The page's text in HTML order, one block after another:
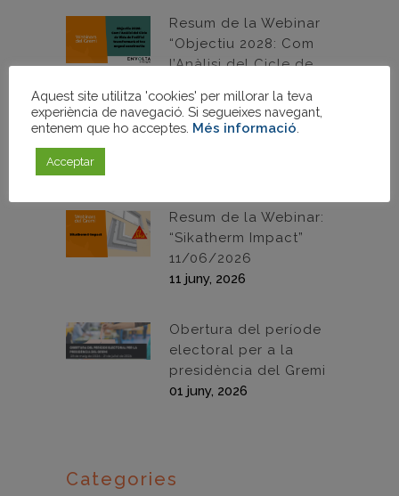
Resum de la Webinar
“Objectiu 2028: Com
l’Anàlisi del Cicle de
transformarà el teu
negoci constructiu”
Resum de la Webinar:
“Sikatherm Impact”
11/06/2026
11 juny, 2026
Obertura del període
electoral per a la
presidència del Gremi
01 juny, 2026
Categories
Aquest site utilitza 'cookies' per millorar la teva
experiència de navegació. Si segueixes navegant,
entenem que ho acceptes. Més informació
Acceptar